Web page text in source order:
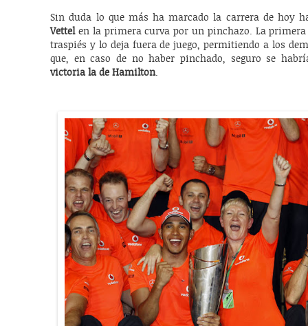
Sin duda lo que más ha marcado la carrera de hoy
Vettelen la primera curva por un pinchazo. La primera
traspiés y lo deja fuera de juego, permitiendo a los
que, en caso de no haber pinchado, seguro se
victoria la de Hamilton.